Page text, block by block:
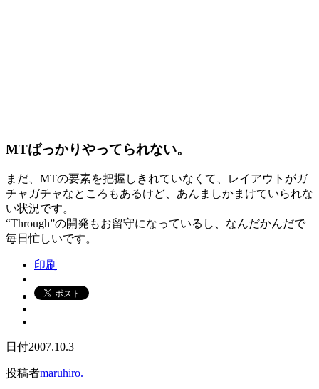
MTばっかりやってられない。
まだ、MTの要素を把握しきれていなくて、レイアウトがガ
チャガチャなところもあるけど、あんましかまけていられな
い状況です。
“Through”の開発もお留守になっているし、なんだかんだで
毎日忙しいです。
印刷
日付2007.10.3
投稿者maruhiro.